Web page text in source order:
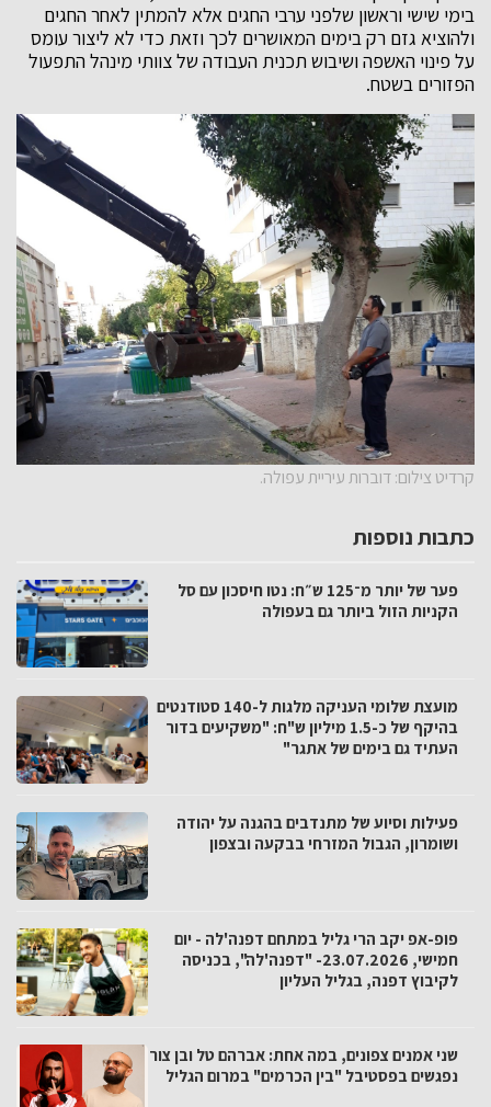
בימי שישי וראשון שלפני ערבי החגים אלא להמתין לאחר החגים
ולהוציא גזם רק בימים המאושרים לכך וזאת כדי לא ליצור עומס
על פינוי האשפה ושיבוש תכנית העבודה של צוותי מינהל התפעול
הפזורים בשטח.
קרדיט צילום: דוברות עיריית עפולה.
כתבות נוספות
פער של יותר מ־125 ש״ח: נטו חיסכון עם סל
הקניות הזול ביותר גם בעפולה
מועצת שלומי העניקה מלגות ל-140 סטודנטים
בהיקף של כ-1.5 מיליון ש"ח: "משקיעים בדור
העתיד גם בימים של אתגר"
פעילות וסיוע של מתנדבים בהגנה על יהודה
ושומרון, הגבול המזרחי בבקעה ובצפון
פופ-אפ יקב הרי גליל במתחם דפנה'לה - יום
חמישי, 23.07.2026- "דפנה'לה", בכניסה
לקיבוץ דפנה, בגליל העליון
שני אמנים צפונים, במה אחת: אברהם טל ובן צור
נפגשים בפסטיבל "בין הכרמים" במרום הגליל